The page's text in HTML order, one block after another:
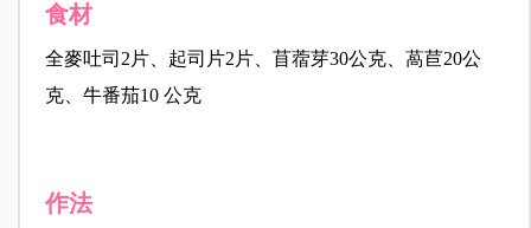
食材
全麥吐司2片、起司片2片、苜蓿芽30公克、萵苣20公
克、牛番茄10 公克
作法